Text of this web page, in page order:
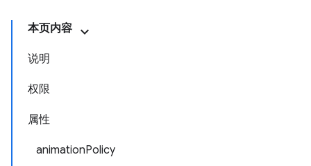
本页内容
说明
权限
属性
animationPolicy